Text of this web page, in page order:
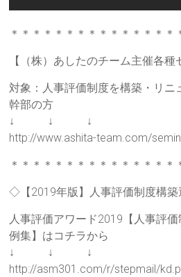
＊＊＊＊＊＊＊＊＊＊＊＊＊＊＊
【（株）あしたのチーム主催各種
対象：人事評価制度を構築・リニ
幹部の方
↓ ↓ ↓
http://www.ashita-team.com/
＊＊＊＊＊＊＊＊＊＊＊＊＊＊＊
◇【2019年版】人事評価制度構
人事評価アワード2019【人事評
例集】はコチラから
↓ ↓ ↓
http://asm301.com/r/stepmail/